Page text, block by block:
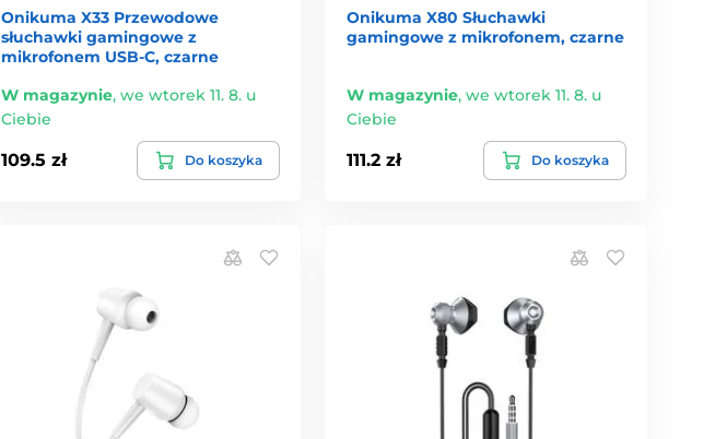
Onikuma X33 Przewodowe
słuchawki gamingowe z
mikrofonem USB-C, czarne
W magazynie, we wtorek 11. 8. u
Ciebie
109.5 zł Do koszyka
Onikuma X80 Słuchawki
gamingowe z mikrofonem, czarne
W magazynie,we wtorek 11. 8. u
Ciebie
111.2 zł Do koszyka